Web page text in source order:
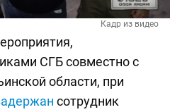
Кадр из видео
СГБ совместно с
области, при
сотрудник